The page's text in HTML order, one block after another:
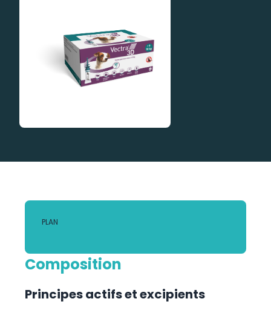
Composition
Principes actifs et excipients
PLAN